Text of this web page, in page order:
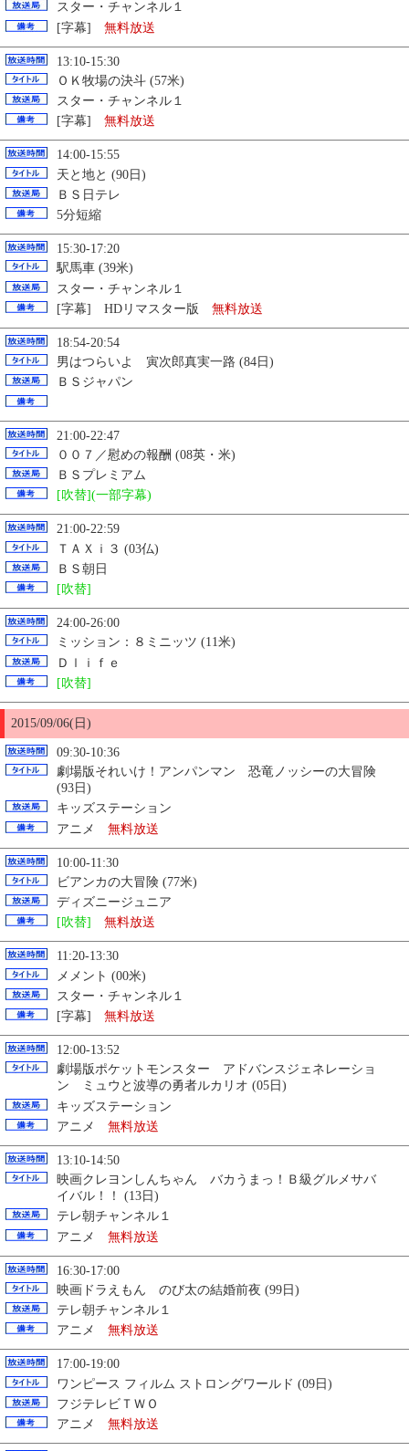
スター・チャンネル１
[字幕] 無料放送
13:10-15:30
ＯＫ牧場の決斗 (57米)
スター・チャンネル１
[字幕] 無料放送
14:00-15:55
天と地と (90日)
ＢＳ日テレ
5分短縮
15:30-17:20
駅馬車 (39米)
スター・チャンネル１
[字幕] HDリマスター版 無料放送
18:54-20:54
男はつらいよ 寅次郎真実一路 (84日)
ＢＳジャパン
21:00-22:47
００７／慰めの報酬 (08英・米)
ＢＳプレミアム
[吹替](一部字幕)
21:00-22:59
ＴＡＸｉ３ (03仏)
ＢＳ朝日
[吹替]
24:00-26:00
ミッション：８ミニッツ (11米)
Ｄｌｉｆｅ
[吹替]
2015/09/06(日)
09:30-10:36
劇場版それいけ！アンパンマン 恐竜ノッシーの大冒険
(93日)
キッズステーション
アニメ 無料放送
10:00-11:30
ビアンカの大冒険 (77米)
ディズニージュニア
[吹替]
無料放送
11:20-13:30
メメント (00米)
スター・チャンネル１
[字幕] 無料放送
12:00-13:52
劇場版ポケットモンスター アドバンスジェネレーショ
ン ミュウと波導の勇者ルカリオ (05日)
キッズステーション
アニメ 無料放送
13:10-14:50
映画クレヨンしんちゃん バカうまっ！Ｂ級グルメサバ
イバル！！ (13日)
テレ朝チャンネル１
アニメ 無料放送
16:30-17:00
映画ドラえもん のび太の結婚前夜 (99日)
テレ朝チャンネル１
アニメ 無料放送
17:00-19:00
ワンピース フィルム ストロングワールド (09日)
フジテレビＴＷＯ
アニメ 無料放送